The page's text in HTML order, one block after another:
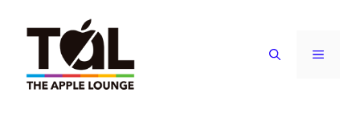
contenuto
MENU